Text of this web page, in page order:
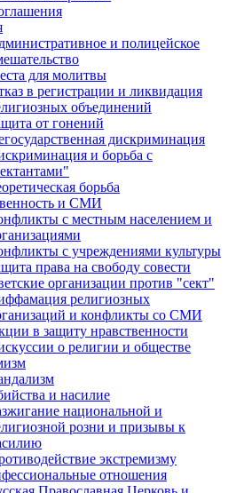
и полицейское
для молитвы
в регистрации и ликвидация
объединений
от гонений
дискриминация
и борьба с
борьба
и СМИ
с местным населением и
с учреждениями культуры
права на свободу совести
организации против "сект"
религиозных
и конфликты со СМИ
в защиту нравственности
о религии и обществе
и насилие
национальной и
розни и призывы к
экстремизму
отношения